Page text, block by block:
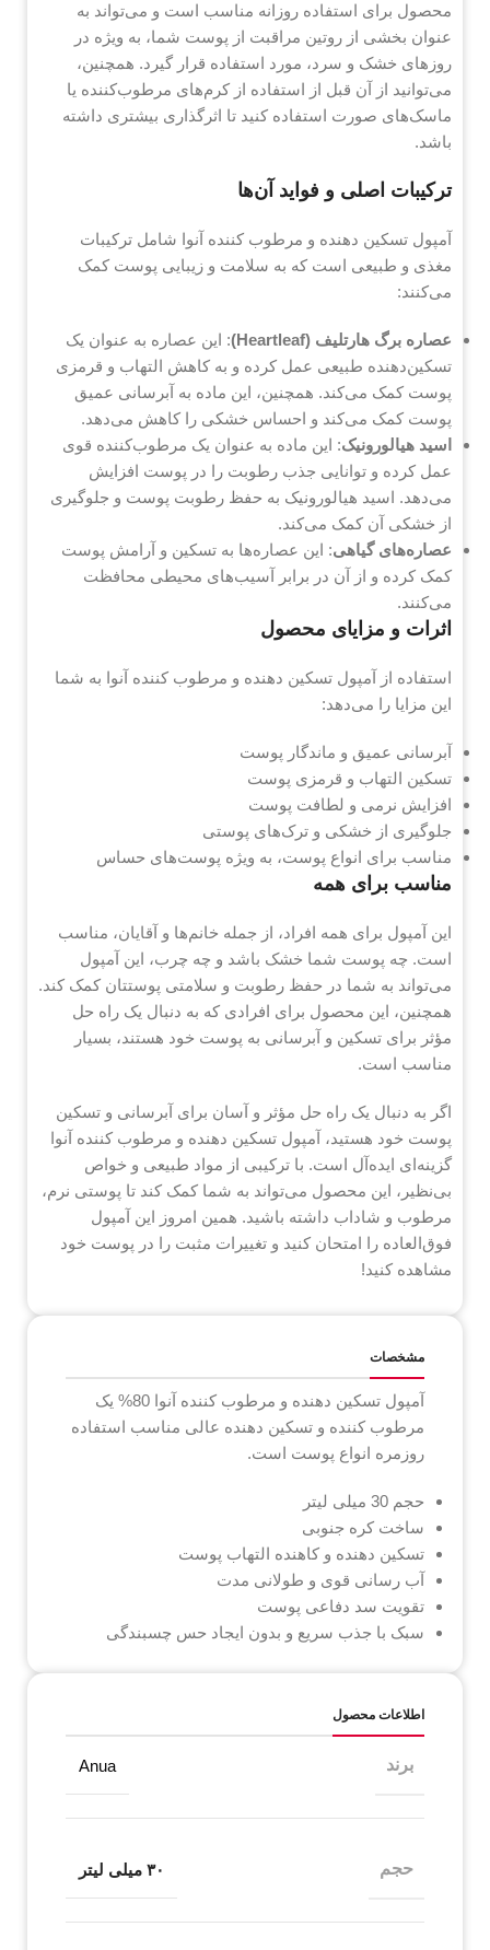
محصول برای استفاده روزانه مناسب است و می‌تواند به
عنوان بخشی از روتین مراقبت از پوست شما، به ویژه در
روزهای خشک و سرد، مورد استفاده قرار گیرد. همچنین،
می‌توانید از آن قبل از استفاده از کرم‌های مرطوب‌کننده یا
ماسک‌های صورت استفاده کنید تا اثرگذاری بیشتری داشته
باشد.
ترکیبات اصلی و فواید آن‌ها
آمپول تسکین‌ دهنده و مرطوب کننده آنوا شامل ترکیبات
مغذی و طبیعی است که به سلامت و زیبایی پوست کمک
می‌کنند:
عصاره برگ هارتلیف (Heartleaf)
: این عصاره به عنوان یک
تسکین‌دهنده طبیعی عمل کرده و به کاهش التهاب و قرمزی
پوست کمک می‌کند. همچنین، این ماده به آبرسانی عمیق
پوست کمک می‌کند و احساس خشکی را کاهش می‌دهد.
اسید هیالورونیک: این ماده به عنوان یک مرطوب‌کننده قوی
عمل کرده و توانایی جذب رطوبت را در پوست افزایش
می‌دهد. اسید هیالورونیک به حفظ رطوبت پوست و جلوگیری
از خشکی آن کمک می‌کند.
عصاره‌های گیاهی: این عصاره‌ها به تسکین و آرامش پوست
کمک کرده و از آن در برابر آسیب‌های محیطی محافظت
می‌کنند.
اثرات و مزایای محصول
استفاده از آمپول تسکین‌ دهنده و مرطوب کننده آنوا به شما
این مزایا را می‌دهد:
آبرسانی عمیق و ماندگار پوست
تسکین التهاب و قرمزی پوست
افزایش نرمی و لطافت پوست
جلوگیری از خشکی و ترک‌های پوستی
مناسب برای انواع پوست، به ویژه پوست‌های حساس
مناسب برای همه
این آمپول برای همه افراد، از جمله خانم‌ها و آقایان، مناسب
است. چه پوست شما خشک باشد و چه چرب، این آمپول
می‌تواند به شما در حفظ رطوبت و سلامتی پوستتان کمک کند.
همچنین، این محصول برای افرادی که به دنبال یک راه حل
مؤثر برای تسکین و آبرسانی به پوست خود هستند، بسیار
مناسب است.
اگر به دنبال یک راه حل مؤثر و آسان برای آبرسانی و تسکین
پوست خود هستید، آمپول تسکین‌ دهنده و مرطوب کننده آنوا
گزینه‌ای ایده‌آل است. با ترکیبی از مواد طبیعی و خواص
بی‌نظیر، این محصول می‌تواند به شما کمک کند تا پوستی نرم،
مرطوب و شاداب داشته باشید. همین امروز این آمپول
فوق‌العاده را امتحان کنید و تغییرات مثبت را در پوست خود
مشاهده کنید!
مشخصات
آمپول تسکین‌ دهنده و مرطوب کننده آنوا 80% یک
مرطوب کننده و تسکین دهنده عالی مناسب استفاده
روزمره انواع پوست است.
حجم 30 میلی لیتر
ساخت کره جنوبی
تسکین دهنده و کاهنده التهاب پوست
آب رسانی قوی و طولانی مدت
تقویت سد دفاعی پوست
سبک با جذب سریع و بدون ایجاد حس چسبندگی
اطلاعات محصول
برند Anua
حجم ۳۰ میلی لیتر